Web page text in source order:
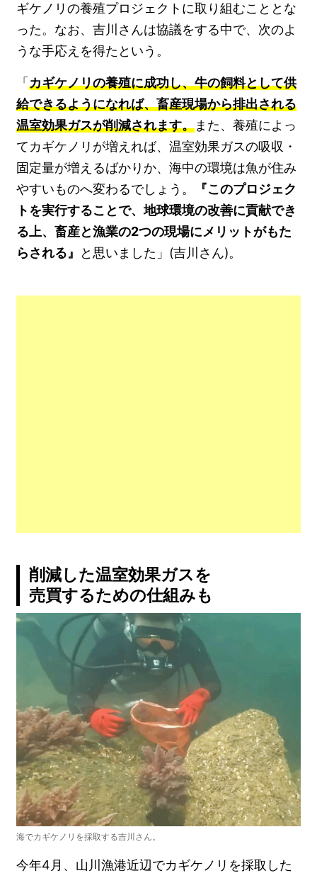
ギケノリの養殖プロジェクトに取り組むこととな
った。なお、吉川さんは協議をする中で、次のよ
うな手応えを得たという。
「カギケノリの養殖に成功し、牛の飼料として供
給できるようになれば、畜産現場から排出される
温室効果ガスが削減されます。また、養殖によっ
てカギケノリが増えれば、温室効果ガスの吸収・
固定量が増えるばかりか、海中の環境は魚が住み
やすいものへ変わるでしょう。
『このプロジェク
トを実行することで、地球環境の改善に貢献でき
る上、畜産と漁業の2つの現場にメリットがもた
らされる』
と思いました」(吉川さん)。
削減した温室効果ガスを
売買するための仕組みも
海でカギケノリを採取する吉川さん。
今年4月、山川漁港近辺でカギケノリを採取した